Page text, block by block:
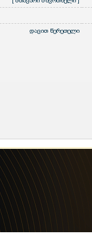
დავით წერეთელი